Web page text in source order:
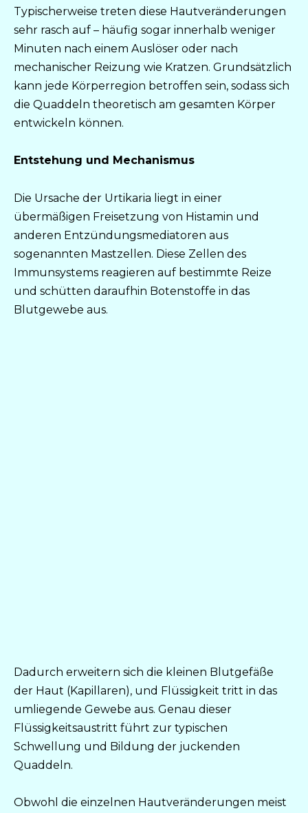
Typischerweise treten diese Hautveränderungen
sehr rasch auf – häufig sogar innerhalb weniger
Minuten nach einem Auslöser oder nach
mechanischer Reizung wie Kratzen. Grundsätzlich
kann jede Körperregion betroffen sein, sodass sich
die Quaddeln theoretisch am gesamten Körper
entwickeln können.
Entstehung und Mechanismus
Die Ursache der Urtikaria liegt in einer
übermäßigen Freisetzung von Histamin und
anderen Entzündungsmediatoren aus
sogenannten Mastzellen. Diese Zellen des
Immunsystems reagieren auf bestimmte Reize
und schütten daraufhin Botenstoffe in das
Blutgewebe aus.
Dadurch erweitern sich die kleinen Blutgefäße
der Haut (Kapillaren), und Flüssigkeit tritt in das
umliegende Gewebe aus. Genau dieser
Flüssigkeitsaustritt führt zur typischen
Schwellung und Bildung der juckenden
Quaddeln.
Obwohl die einzelnen Hautveränderungen meist